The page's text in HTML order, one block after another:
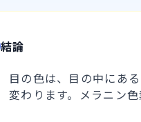
結論
目の色は、目の中にあ
変わります。メラニン